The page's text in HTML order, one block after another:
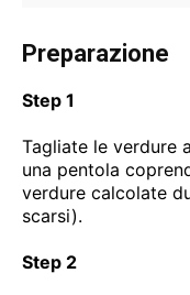
Preparazione
Step 1
Tagliate le verdure
una pentola
verdure calcolate
scarsi).
Step 2